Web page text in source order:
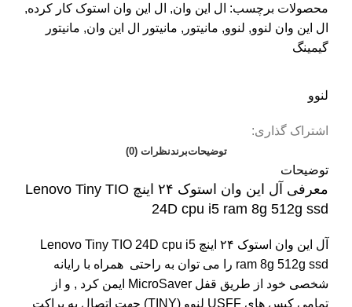
محصولات برچسب: ال این وان, ال این وان استوک کار کرده,
ال این وان لنوو, لنوو, مانیتور , مانیتور ال این وان, مانیتور
گیمینگ
لنوو
اشتراک گذاری:
توضیحاتبرندنظرات (0)
توضیحات
معرفی آل این وان استوک ۲۴ اینچ Lenovo Tiny TIO
24D cpu i5 ram 8g 512g ssd
آل این وان استوک ۲۴ اینچ Lenovo Tiny TIO 24D cpu i5
ram 8g 512g ssd را می توان به راحتی همراه با رایانه
شخصی خود از طریق قفل MicroSaver ایمن کرد , و از
تمامی کیس های USFF لنوو (TINY) جهت اتصال به براکت